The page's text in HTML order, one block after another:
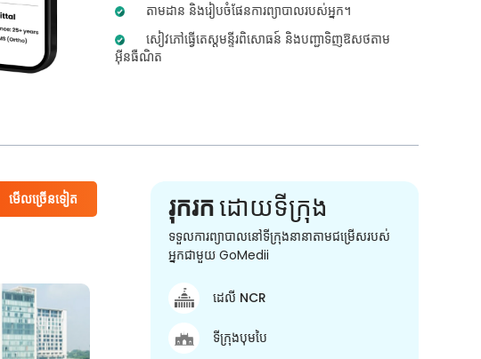
តាមដាន និងរៀបចំផែនការព្យាបាលរបស់អ្នក។
សៀវភៅធ្វើតេស្តមន្ទីរពិសោធន៍ និងបញ្ជាទិញឱសថតាម
អ៊ីនធឺណិត
មើល​ច្រើន​ទៀត រុករកដោយទីក្រុង
ទទួលការព្យាបាលនៅទីក្រុងនានាតាមជម្រើសរបស់
អ្នកជាមួយ GoMedii
ដេលី NCR
ទីក្រុងបុមបៃ